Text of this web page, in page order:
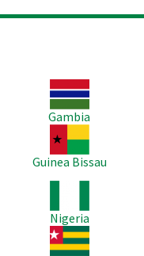
Imagem
Gambia
Imagem
Guinea Bissau
Nigeria
Imagem